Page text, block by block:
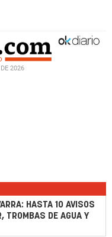
2026
HASTA 10 AVISOS
TROMBAS DE AGUA Y